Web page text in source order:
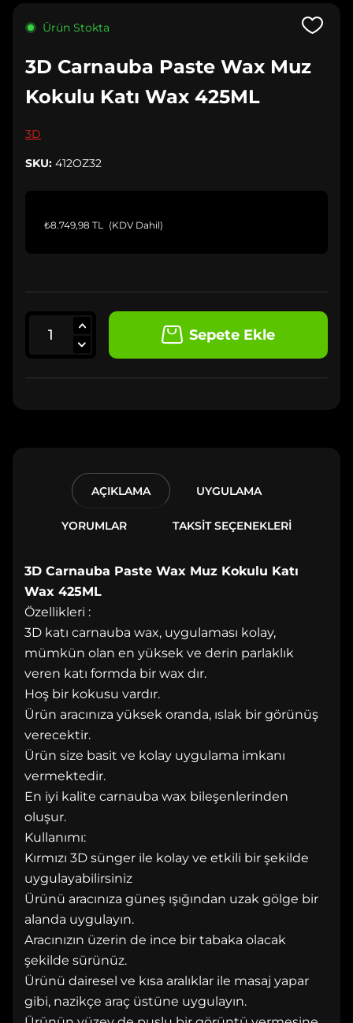
Ürün Stokta
3D Carnauba Paste Wax Muz
Kokulu Katı Wax 425ML
3D
SKU: 412OZ32
₺8.749,98 TL (KDV Dahil)
Sepete Ekle
AÇIKLAMA UYGULAMA
YORUMLAR TAKSİT SEÇENEKLERİ
3D Carnauba Paste Wax Muz Kokulu Katı
Wax 425ML
Özellikleri :
3D katı carnauba wax, uygulaması kolay,
mümkün olan en yüksek ve derin parlaklık
veren katı formda bir wax dır.
Hoş bir kokusu vardır.
Ürün aracınıza yüksek oranda, ıslak bir görünüş
verecektir.
Ürün size basit ve kolay uygulama imkanı
vermektedir.
En iyi kalite carnauba wax bileşenlerinden
oluşur.
Kullanımı:
Kırmızı 3D sünger ile kolay ve etkili bir şekilde
uygulayabilirsiniz
Ürünü aracınıza güneş ışığından uzak gölge bir
alanda uygulayın.
Aracınızın üzerin de ince bir tabaka olacak
şekilde sürünüz.
Ürünü dairesel ve kısa aralıklar ile masaj yapar
gibi, nazikçe araç üstüne uygulayın.